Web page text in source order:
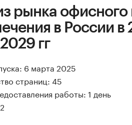
рынка
в России в
гг
6 марта 2025
страниц: 45
работы: 1 день